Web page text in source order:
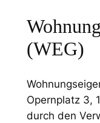
(WEG)
Opernplatz 3,
durch den